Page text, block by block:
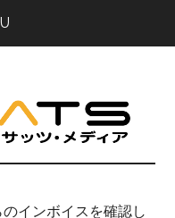
インボイスを確認し